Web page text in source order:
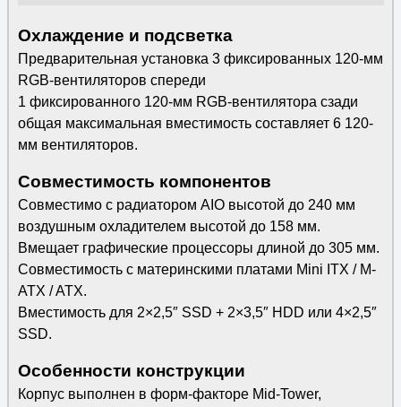
Охлаждение и подсветка
Предварительная установка 3 фиксированных 120-мм
RGB-вентиляторов спереди
1 фиксированного 120-мм RGB-вентилятора сзади
общая максимальная вместимость составляет 6 120-
мм вентиляторов.
Совместимость компонентов
Совместимо с радиатором AIO высотой до 240 мм
воздушным охладителем высотой до 158 мм.
Вмещает графические процессоры длиной до 305 мм.
Совместимость с материнскими платами Mini ITX / M-
ATX / ATX.
Вместимость для 2×2,5″ SSD + 2×3,5″ HDD или 4×2,5″
SSD.
Особенности конструкции
Корпус выполнен в форм-факторе Mid-Tower,